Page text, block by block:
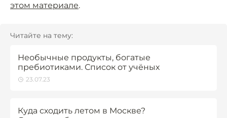
этом материале.
Читайте на тему:
Необычные продукты, богатые
пребиотиками. Список от учёных
23.07.23
Куда сходить летом в Москве?